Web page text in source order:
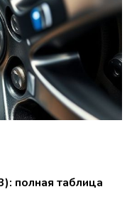
полная таблица